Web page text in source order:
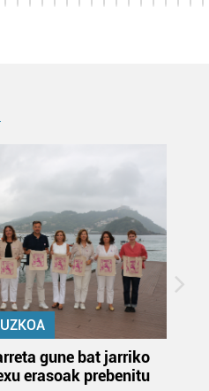
gune bat jarriko
erasoak prebenitu